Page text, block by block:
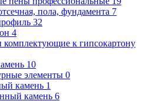
пола, фундамента 7
32
4
к гипсокартону
10
элементы 0
камень 1
камень 6